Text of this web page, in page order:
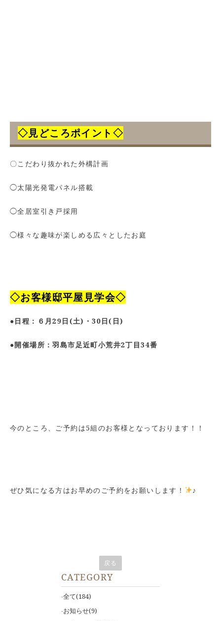
◇見どころポイント◇
〇こだわり抜かれた外構計画
◯太陽光発電パネル搭載
◯全居室引き戸採用
◯様々な趣味が楽しめる広々としたお庭
◇お客様邸平屋見学会◇
●日程：６月29日(土)・30日(日)
●開催場所：羽島市足近町小荒井2丁目34番
今のところ、ご予約は5組のお客様となっております！！
ぜひ気になる方はお早めのご予約をお願いします！ ♪
戻る
CATEGORY
全て(184)
お知らせ(9)